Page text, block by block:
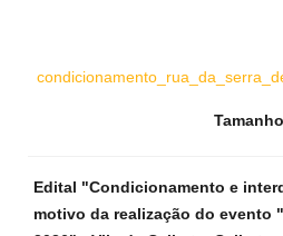
Edital "Condicionamento e
motivo da realização do evento